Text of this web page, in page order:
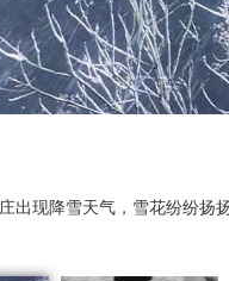
出现降雪天气，雪花纷纷